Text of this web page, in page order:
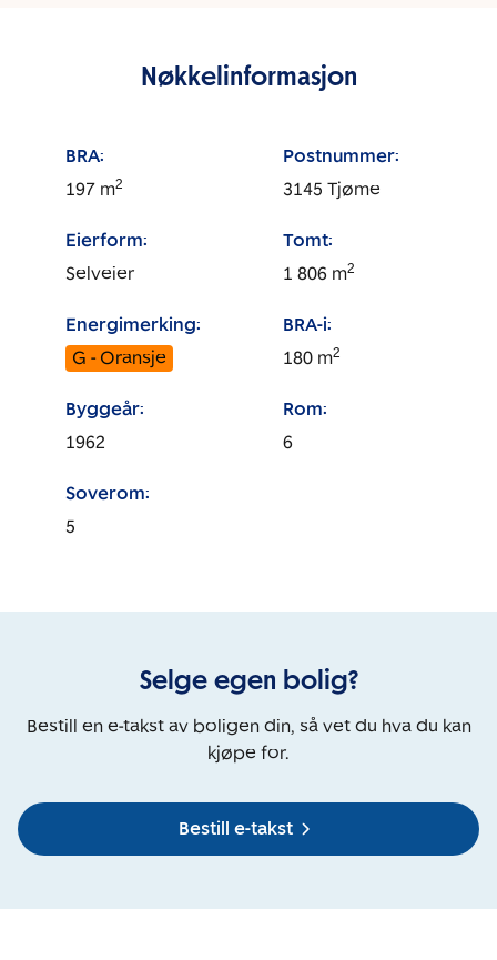
Nøkkelinformasjon
BRA:
197 m2
Postnummer:
3145 Tjøme
Eierform:
Selveier
Tomt:
1 806 m2
Energimerking:
G - Oransje
BRA-i:
180 m2
Byggeår:
1962
Rom:
6
Soverom:
5
Selge egen bolig?
Bestill en e-takst av boligen din, så vet du hva du kan
kjøpe for.
Bestill e-takst